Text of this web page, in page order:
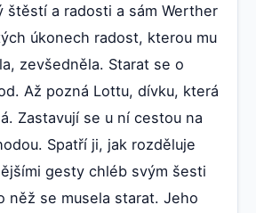
štěstí a radosti a sám Werther
úkonech radost, kterou mu
zevšedněla. Starat se o
Až pozná Lottu, dívku, která
Zastavují se u ní cestou na
Spatří ji, jak rozděluje
gesty chléb svým šesti
něž se musela starat. Jeho